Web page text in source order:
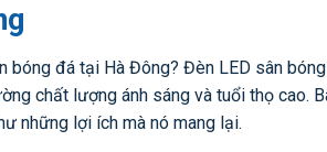
bóng đá tại Hà Đông? Đèn LED sân
chất lượng ánh sáng và tuổi thọ cao.
những lợi ích mà nó mang lại.